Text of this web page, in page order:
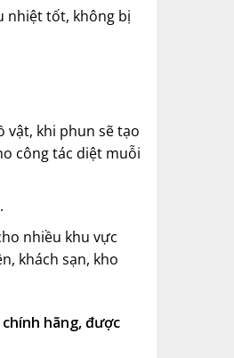
nhiệt tốt, không bị
vật, khi phun sẽ tạo
công tác diệt muỗi
nhiều khu vực
khách sạn, kho
chính hãng, được